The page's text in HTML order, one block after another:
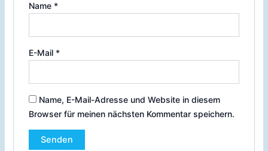
Name *
E-Mail *
Name, E-Mail-Adresse und Website in diesem
Browser für meinen nächsten Kommentar speichern.